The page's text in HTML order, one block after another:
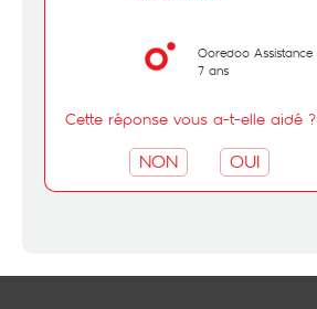
Ooredoo Assistance
7 ans
Cette réponse vous a-t-elle aidé ?
NON OUI